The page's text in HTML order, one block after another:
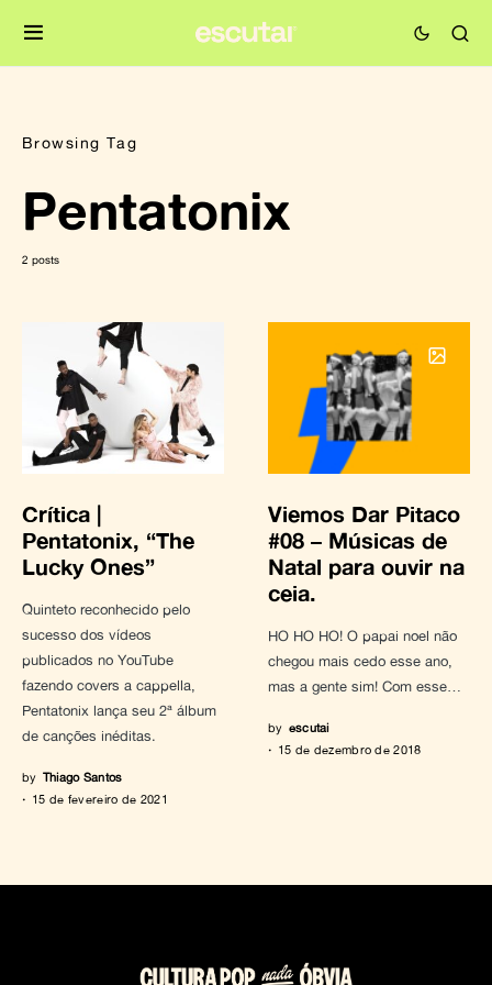
Browsing Tag
Pentatonix
2 posts
Crítica |
Pentatonix, “The
Lucky Ones”
Quinteto reconhecido pelo
sucesso dos vídeos
publicados no YouTube
fazendo covers a cappella,
Pentatonix lança seu 2ª álbum
de canções inéditas.
by Thiago Santos
15 de fevereiro de 2021
Viemos Dar Pitaco
#08 – Músicas de
Natal para ouvir na
ceia.
HO HO HO! O papai noel não
chegou mais cedo esse ano,
mas a gente sim! Com esse…
by escutai
15 de dezembro de 2018